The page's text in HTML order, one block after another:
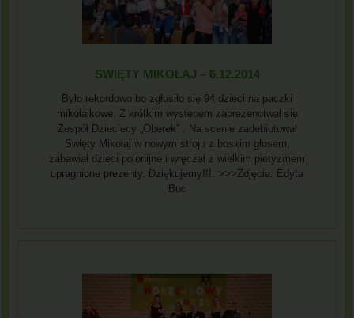
SWIĘTY MIKOŁAJ – 6.12.2014
Było rekordowo bo zgłosiło się 94 dzieci na paczki
mikołajkowe. Z krótkim występem zaprezenotwał się
Zespół Dzieciecy „Oberek” . Na scenie zadebiutował
Swięty Mikołaj w nowym stroju z boskim głosem,
zabawiał dzieci polonijne i wręczał z wielkim pietyzmem
upragnione prezenty. Dziękujemy!!!. >>>Zdjęcia: Edyta
Buc